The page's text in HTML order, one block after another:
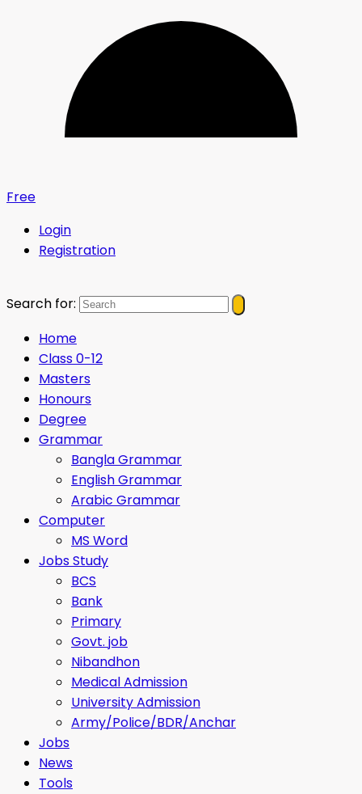
Free
Login
Registration
Search for:
Home
Class 0-12
Masters
Honours
Degree
Grammar
Bangla Grammar
English Grammar
Arabic Grammar
Computer
MS Word
Jobs Study
BCS
Bank
Primary
Govt. job
Nibandhon
Medical Admission
University Admission
Army/Police/BDR/Anchar
Jobs
News
Tools